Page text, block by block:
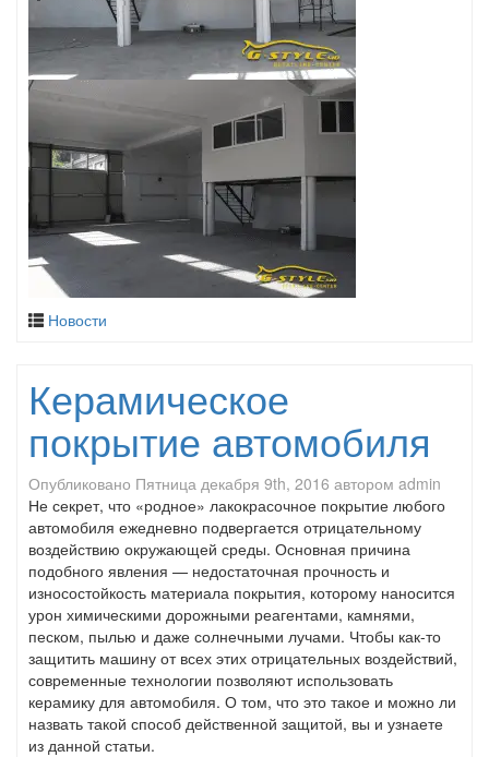
Новости
Керамическое
покрытие автомобиля
Опубликовано Пятница декабря 9th, 2016 автором admin
Не секрет, что «родное» лакокрасочное покрытие любого
автомобиля ежедневно подвергается отрицательному
воздействию окружающей среды. Основная причина
подобного явления — недостаточная прочность и
износостойкость материала покрытия, которому наносится
урон химическими дорожными реагентами, камнями,
песком, пылью и даже солнечными лучами. Чтобы как-то
защитить машину от всех этих отрицательных воздействий,
современные технологии позволяют использовать
керамику для автомобиля. О том, что это такое и можно ли
назвать такой способ действенной защитой, вы и узнаете
из данной статьи.